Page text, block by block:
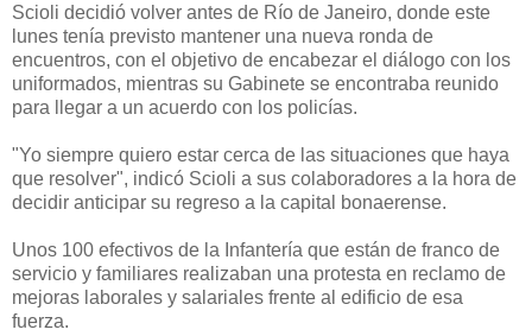
Scioli decidió volver antes de Río de Janeiro, donde este
lunes tenía previsto mantener una nueva ronda de
encuentros, con el objetivo de encabezar el diálogo con los
uniformados, mientras su Gabinete se encontraba reunido
para llegar a un acuerdo con los policías.
"Yo siempre quiero estar cerca de las situaciones que haya
que resolver", indicó Scioli a sus colaboradores a la hora de
decidir anticipar su regreso a la capital bonaerense.
Unos 100 efectivos de la Infantería que están de franco de
servicio y familiares realizaban una protesta en reclamo de
mejoras laborales y salariales frente al edificio de esa
fuerza.